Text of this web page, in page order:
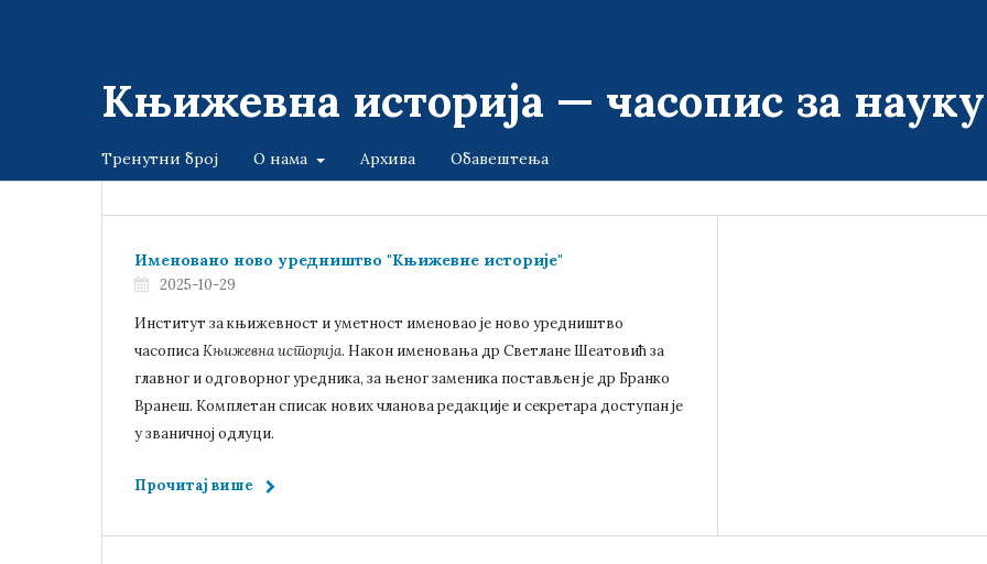
Књижевна историја — часопис за
Тренутни број О нама Архива Обавештења
Именовано ново уредништво "Књижевне историје"
2025-10-29
Институт за књижевност и уметност именовао је ново уредништво
часописаКњижевна историја. Након именовања др Светлане Шеатовић за
главног и одговорног уредника, за њеног заменика постављен је др Бранко
Вранеш. Комплетан списак нових чланова редакције и секретара доступан је
у званичној одлуци.
Прочитај више